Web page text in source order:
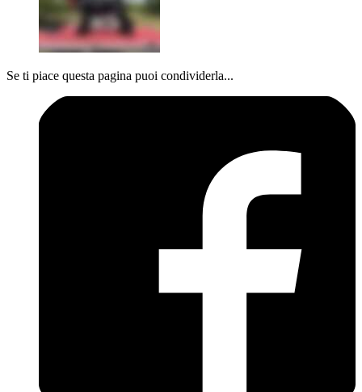
Se ti piace questa pagina puoi condividerla...